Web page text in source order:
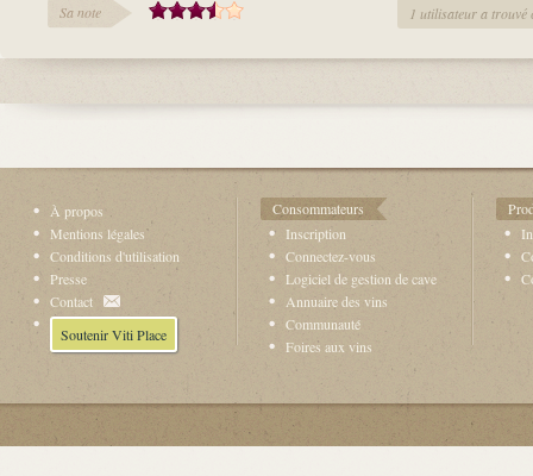
Sa note 1 utilisateur a trouvé
À propos
Mentions légales
Conditions d'utilisation
Presse
Contact
Soutenir Viti Place
Consommateurs
Inscription
Connectez-vous
Logiciel de gestion de cave
Annuaire des vins
Communauté
Foires aux vins